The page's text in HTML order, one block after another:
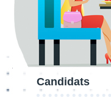
Candidats